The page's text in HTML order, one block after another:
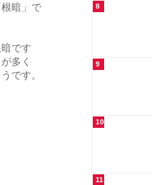
暗」で
です
多く
です。
8
9
10
11